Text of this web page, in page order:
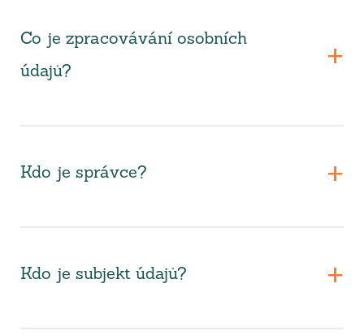
Co je zpracovávání osobních
údajů?
Kdo je správce?
Kdo je subjekt údajů?